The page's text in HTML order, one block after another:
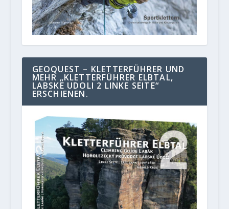
GEOQUEST – KLETTERFÜHRER UND
MEHR „KLETTERFÜHRER ELBTAL,
LABSKE UDOLI 2 LINKE SEITE“
ERSCHIENEN.